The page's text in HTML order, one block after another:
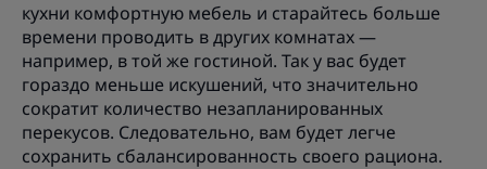
кухни комфортную мебель и старайтесь больше
времени проводить в других комнатах —
например, в той же гостиной. Так у вас будет
гораздо меньше искушений, что значительно
сократит количество незапланированных
перекусов. Следовательно, вам будет легче
сохранить сбалансированность своего рациона.